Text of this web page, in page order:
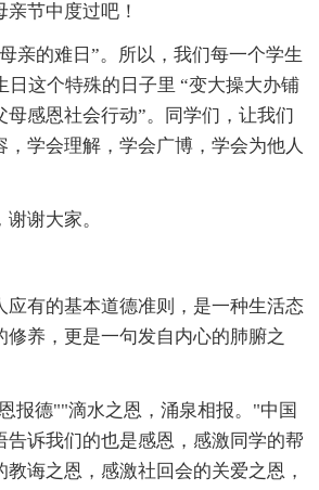
节中度过吧！
亲的难日”。所以，我们每一个学生
日这个特殊的日子里 “变大操大办铺
感恩社会行动”。同学们，让我们
，学会理解，学会广博，学会为他人
谢大家。
应有的基本道德准则，是一种生活态
修养，更是一句发自内心的肺腑之
报德""滴水之恩，涌泉相报。"中国
告诉我们的也是感恩，感激同学的帮
诲之恩，感激社回会的关爱之恩，